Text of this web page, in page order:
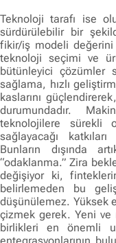
Teknoloji tarafı ise
sürdürülebilir bir
fikir/iş modeli
teknoloji seçimi ve
bütünleyici çözümler
sağlama, hızlı
kaslarını
durumundadır.
teknolojilere sürekli
sağlayacağı
Bunların dışında
“odaklanma.” Zira
değişiyor ki,
belirlemeden bu
düşünülemez. Yüksek
çizmek gerek. Yeni
birlikleri en önemli